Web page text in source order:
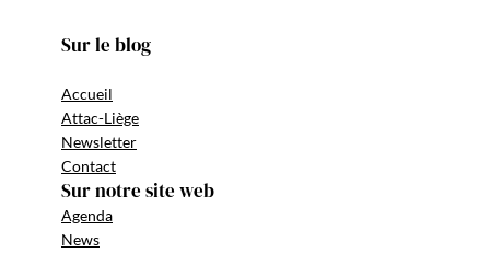
Sur le blog
Accueil
Attac-Liège
Newsletter
Contact
Sur notre site web
Agenda
News